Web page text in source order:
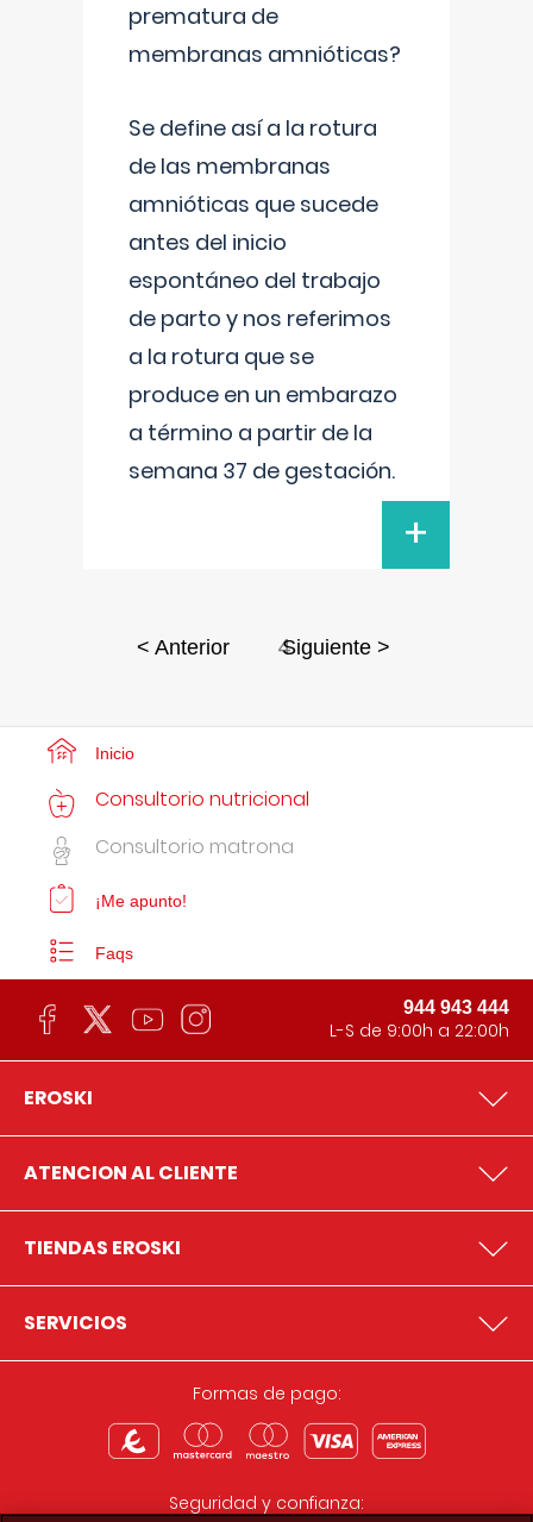
prematura de
membranas amnióticas?
Se define así a la rotura
de las membranas
amnióticas que sucede
antes del inicio
espontáneo del trabajo
de parto y nos referimos
a la rotura que se
produce en un embarazo
a término a partir de la
semana 37 de gestación.
+
< Anterior 4
Siguiente >
Inicio
Consultorio nutricional
Consultorio matrona
¡Me apunto!
Faqs
944 943 444
L-S de 9:00h a 22:00h
EROSKI
ATENCION AL CLIENTE
TIENDAS EROSKI
SERVICIOS
Formas de pago:
Seguridad y confianza: